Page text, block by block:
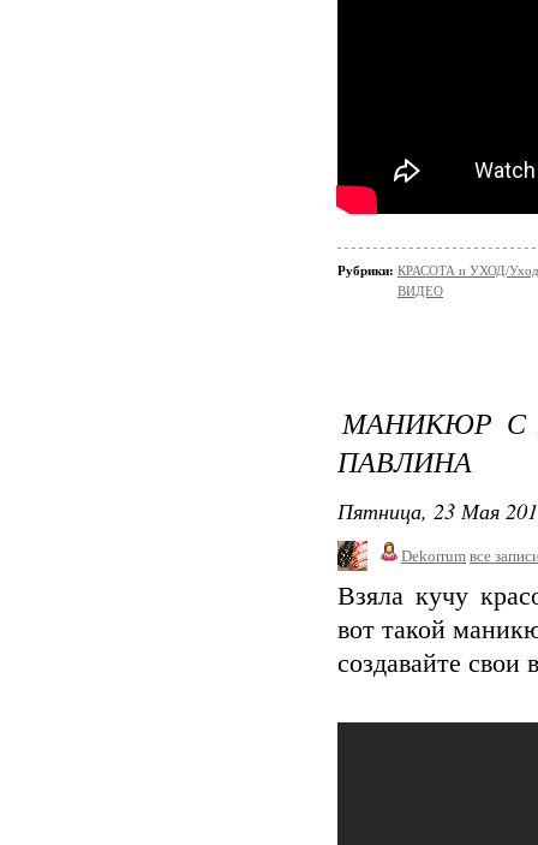
Рубрики: КРАСОТА и УХОД/Уход
ВИДЕО
МАНИКЮР С
ПАВЛИНА
Пятница, 23 Мая
Dekorrum все
Взяла кучу
вот такой
создавайте